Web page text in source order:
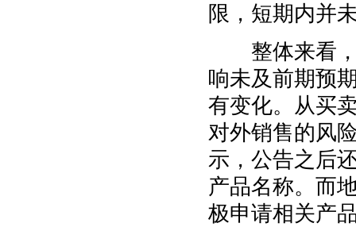
限，短期内并
整体来看，
响未及前期预
有变化。从买
对外销售的风
示，公告之后
产品名称。而
极申请相关产